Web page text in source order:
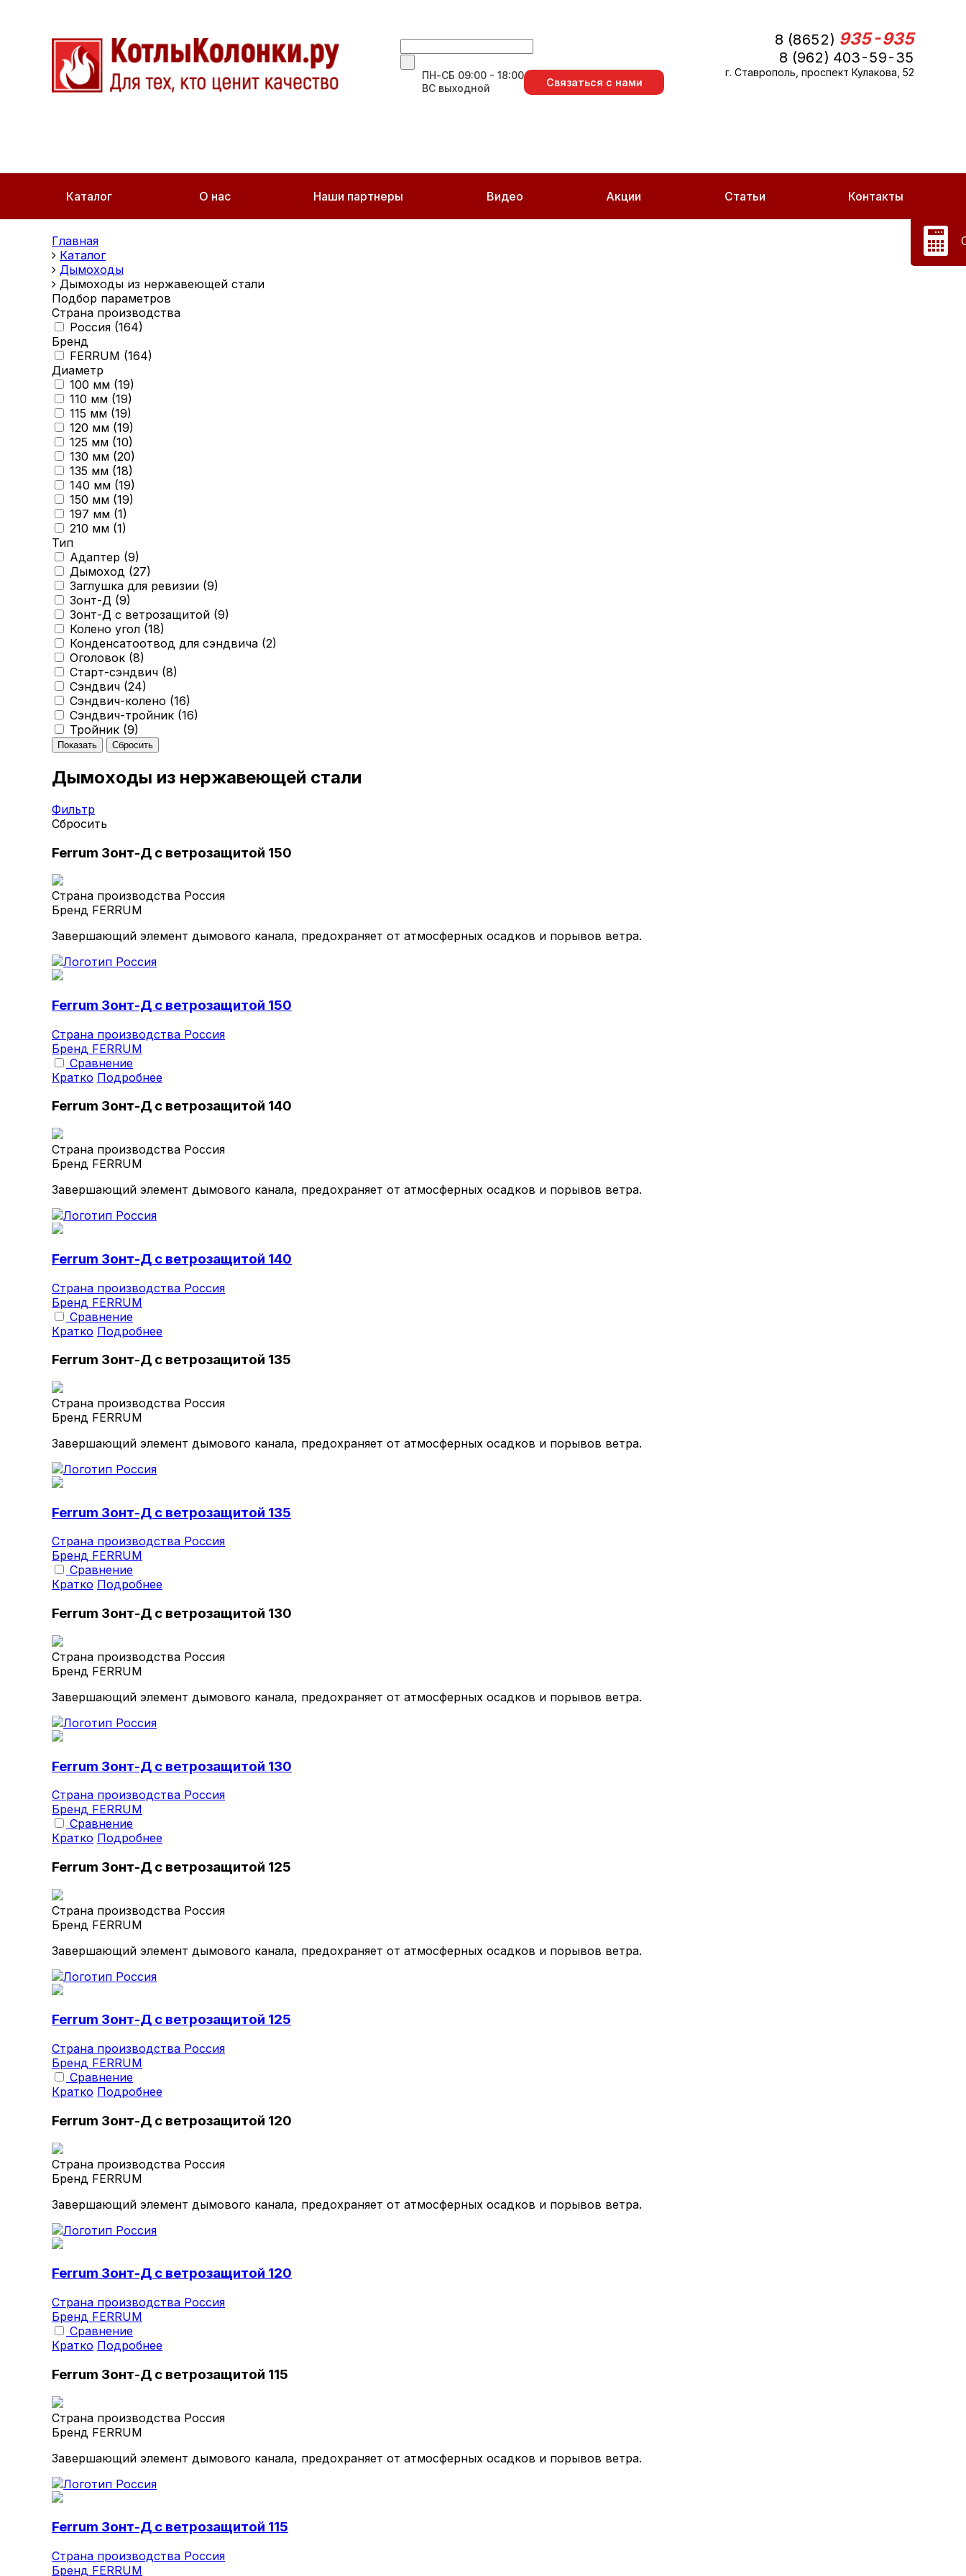
ПН-СБ 09:00 - 18:00
ВС выходной
Связаться с нами
8 (8652) 935-935
8 (962) 403-59-35
г. Ставрополь, проспект Кулакова, 52
Каталог О нас Наши партнеры Видео Акции Статьи Контакты
Главная
Каталог
Дымоходы
Дымоходы из нержавеющей стали
Подбор параметров
Страна производства
Россия (164)
Бренд
FERRUM (164)
Диаметр
100 мм (19)
110 мм (19)
115 мм (19)
120 мм (19)
125 мм (10)
130 мм (20)
135 мм (18)
140 мм (19)
150 мм (19)
197 мм (1)
210 мм (1)
Тип
Адаптер (9)
Дымоход (27)
Заглушка для ревизии (9)
Зонт-Д (9)
Зонт-Д с ветрозащитой (9)
Колено угол (18)
Конденсатоотвод для сэндвича (2)
Оголовок (8)
Старт-сэндвич (8)
Сэндвич (24)
Сэндвич-колено (16)
Сэндвич-тройник (16)
Тройник (9)
Дымоходы из нержавеющей стали
Фильтр
Сбросить
Ferrum Зонт-Д с ветрозащитой 150
Страна производства Россия
Бренд FERRUM
Завершающий элемент дымового канала, предохраняет от атмосферных осадков и порывов ветра.
Ferrum Зонт-Д с ветрозащитой 150
Страна производства Россия
Бренд FERRUM
Сравнение
Кратко Подробнее
Ferrum Зонт-Д с ветрозащитой 140
Страна производства Россия
Бренд FERRUM
Завершающий элемент дымового канала, предохраняет от атмосферных осадков и порывов ветра.
Ferrum Зонт-Д с ветрозащитой 140
Страна производства Россия
Бренд FERRUM
Сравнение
Кратко Подробнее
Ferrum Зонт-Д с ветрозащитой 135
Страна производства Россия
Бренд FERRUM
Завершающий элемент дымового канала, предохраняет от атмосферных осадков и порывов ветра.
Ferrum Зонт-Д с ветрозащитой 135
Страна производства Россия
Бренд FERRUM
Сравнение
Кратко Подробнее
Ferrum Зонт-Д с ветрозащитой 130
Страна производства Россия
Бренд FERRUM
Завершающий элемент дымового канала, предохраняет от атмосферных осадков и порывов ветра.
Ferrum Зонт-Д с ветрозащитой 130
Страна производства Россия
Бренд FERRUM
Сравнение
Кратко Подробнее
Ferrum Зонт-Д с ветрозащитой 125
Страна производства Россия
Бренд FERRUM
Завершающий элемент дымового канала, предохраняет от атмосферных осадков и порывов ветра.
Ferrum Зонт-Д с ветрозащитой 125
Страна производства Россия
Бренд FERRUM
Сравнение
Кратко Подробнее
Ferrum Зонт-Д с ветрозащитой 120
Страна производства Россия
Бренд FERRUM
Завершающий элемент дымового канала, предохраняет от атмосферных осадков и порывов ветра.
Ferrum Зонт-Д с ветрозащитой 120
Страна производства Россия
Бренд FERRUM
Сравнение
Кратко Подробнее
Ferrum Зонт-Д с ветрозащитой 115
Страна производства Россия
Бренд FERRUM
Завершающий элемент дымового канала, предохраняет от атмосферных осадков и порывов ветра.
Ferrum Зонт-Д с ветрозащитой 115
Страна производства Россия
Бренд FERRUM